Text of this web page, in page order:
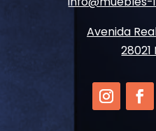
Avenida